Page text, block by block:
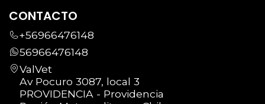
CONTACTO
+56966476148
56966476148
ValVet
Av Pocuro 3087, local 3
PROVIDENCIA - Providencia